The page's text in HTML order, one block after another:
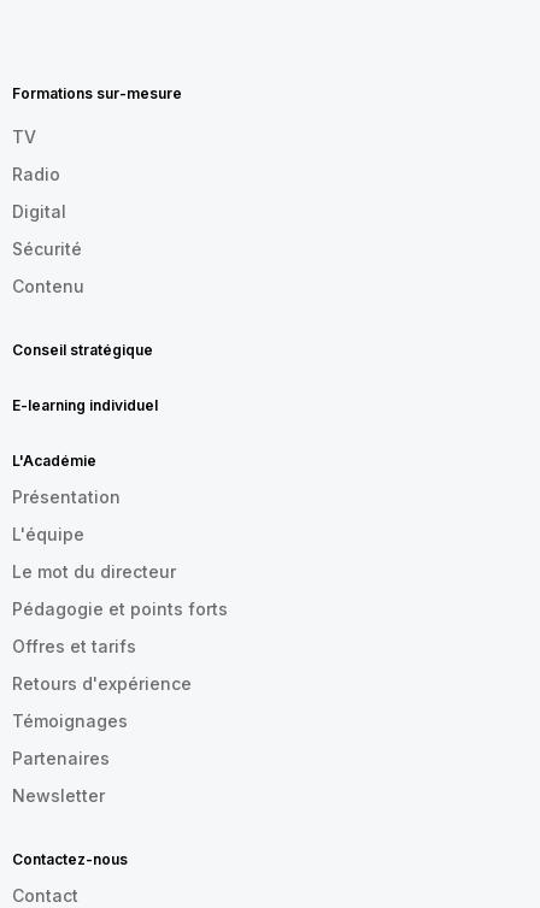
FR
Formations sur-mesure
TV
Radio
Digital
Sécurité
Contenu
Conseil stratégique
E-learning individuel
L'Académie
Présentation
L'équipe
Le mot du directeur
Pédagogie et points forts
Offres et tarifs
Retours d'expérience
Témoignages
Partenaires
Newsletter
Contactez-nous
Contact